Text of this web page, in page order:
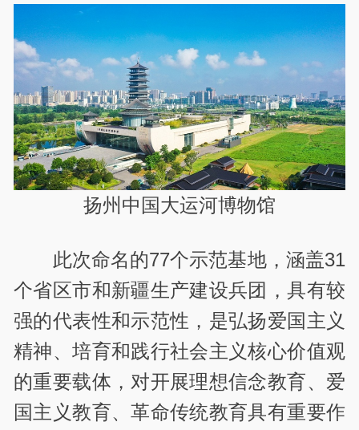
扬州中国大运河博物馆
此次命名的77个示范基地，涵盖31
个省区市和新疆生产建设兵团，具有较
强的代表性和示范性，是弘扬爱国主义
精神、培育和践行社会主义核心价值观
的重要载体，对开展理想信念教育、爱
国主义教育、革命传统教育具有重要作